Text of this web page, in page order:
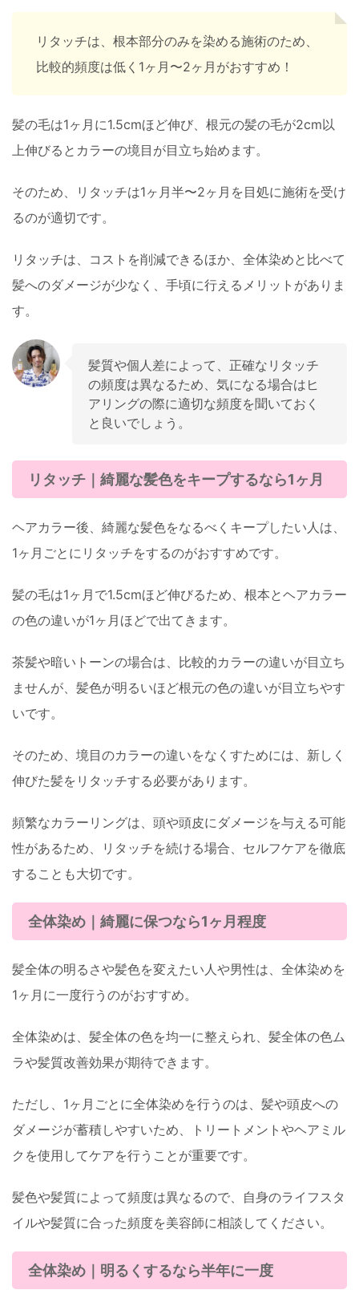
リタッチは、根本部分のみを染める施術のため、
比較的頻度は低く1ヶ月〜2ヶ月がおすすめ！
髪の毛は1ヶ月に1.5cmほど伸び、根元の髪の毛が2cm以
上伸びるとカラーの境目が目立ち始めます。
そのため、リタッチは1ヶ月半〜2ヶ月を目処に施術を受け
るのが適切です。
リタッチは、コストを削減できるほか、全体染めと比べて
髪へのダメージが少なく、手頃に行えるメリットがありま
す。
髪質や個人差によって、正確なリタッチ
の頻度は異なるため、気になる場合はヒ
アリングの際に適切な頻度を聞いておく
と良いでしょう。
リタッチ｜綺麗な髪色をキープするなら1ヶ月
ヘアカラー後、綺麗な髪色をなるべくキープしたい人は、
1ヶ月ごとにリタッチをするのがおすすめです。
髪の毛は1ヶ月で1.5cmほど伸びるため、根本とヘアカラー
の色の違いが1ヶ月ほどで出てきます。
茶髪や暗いトーンの場合は、比較的カラーの違いが目立ち
ませんが、髪色が明るいほど根元の色の違いが目立ちやす
いです。
そのため、境目のカラーの違いをなくすためには、新しく
伸びた髪をリタッチする必要があります。
頻繁なカラーリングは、頭や頭皮にダメージを与える可能
性があるため、リタッチを続ける場合、セルフケアを徹底
することも大切です。
全体染め｜綺麗に保つなら1ヶ月程度
髪全体の明るさや髪色を変えたい人や男性は、全体染めを
1ヶ月に一度行うのがおすすめ。
全体染めは、髪全体の色を均一に整えられ、髪全体の色ム
ラや髪質改善効果が期待できます。
ただし、1ヶ月ごとに全体染めを行うのは、髪や頭皮への
ダメージが蓄積しやすいため、トリートメントやヘアミル
クを使用してケアを行うことが重要です。
髪色や髪質によって頻度は異なるので、自身のライフスタ
イルや髪質に合った頻度を美容師に相談してください。
全体染め｜明るくするなら半年に一度